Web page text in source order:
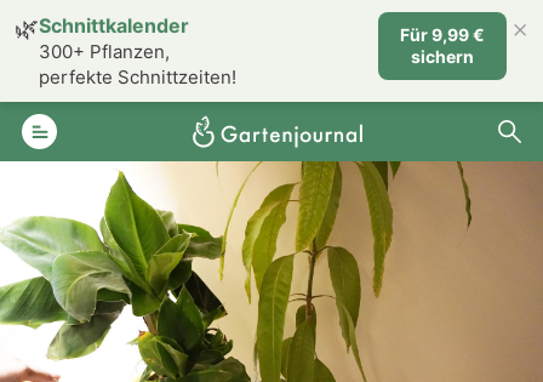
🌿Schnittkalender
300+ Pflanzen,
perfekte Schnittzeiten!
Für 9,99 €
sichern
×